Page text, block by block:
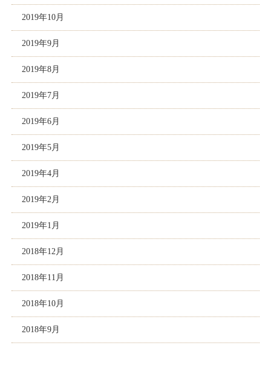
2019年10月
2019年9月
2019年8月
2019年7月
2019年6月
2019年5月
2019年4月
2019年2月
2019年1月
2018年12月
2018年11月
2018年10月
2018年9月